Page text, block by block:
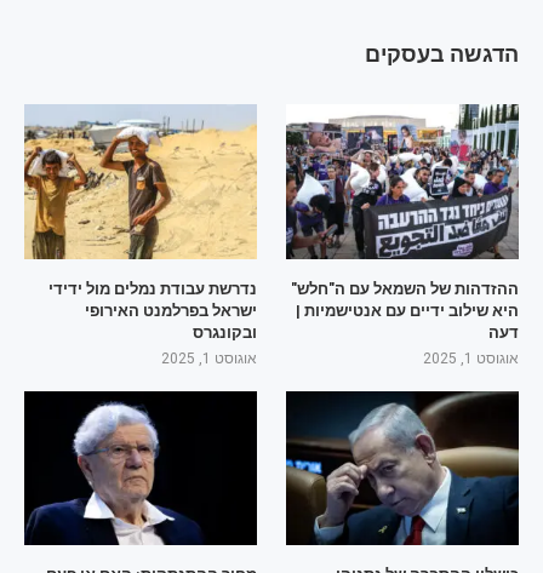
הדגשה בעסקים
ההזדהות של השמאל עם ה"חלש"
היא שילוב ידיים עם אנטישמיות |
דעה
אוגוסט 1, 2025
נדרשת עבודת נמלים מול ידידי
ישראל בפרלמנט האירופי
ובקונגרס
אוגוסט 1, 2025